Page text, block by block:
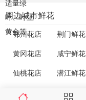
周边城市鲜花
鄂州花店 荆门鲜花
黄冈花店 咸宁鲜花
仙桃花店 潜江鲜花